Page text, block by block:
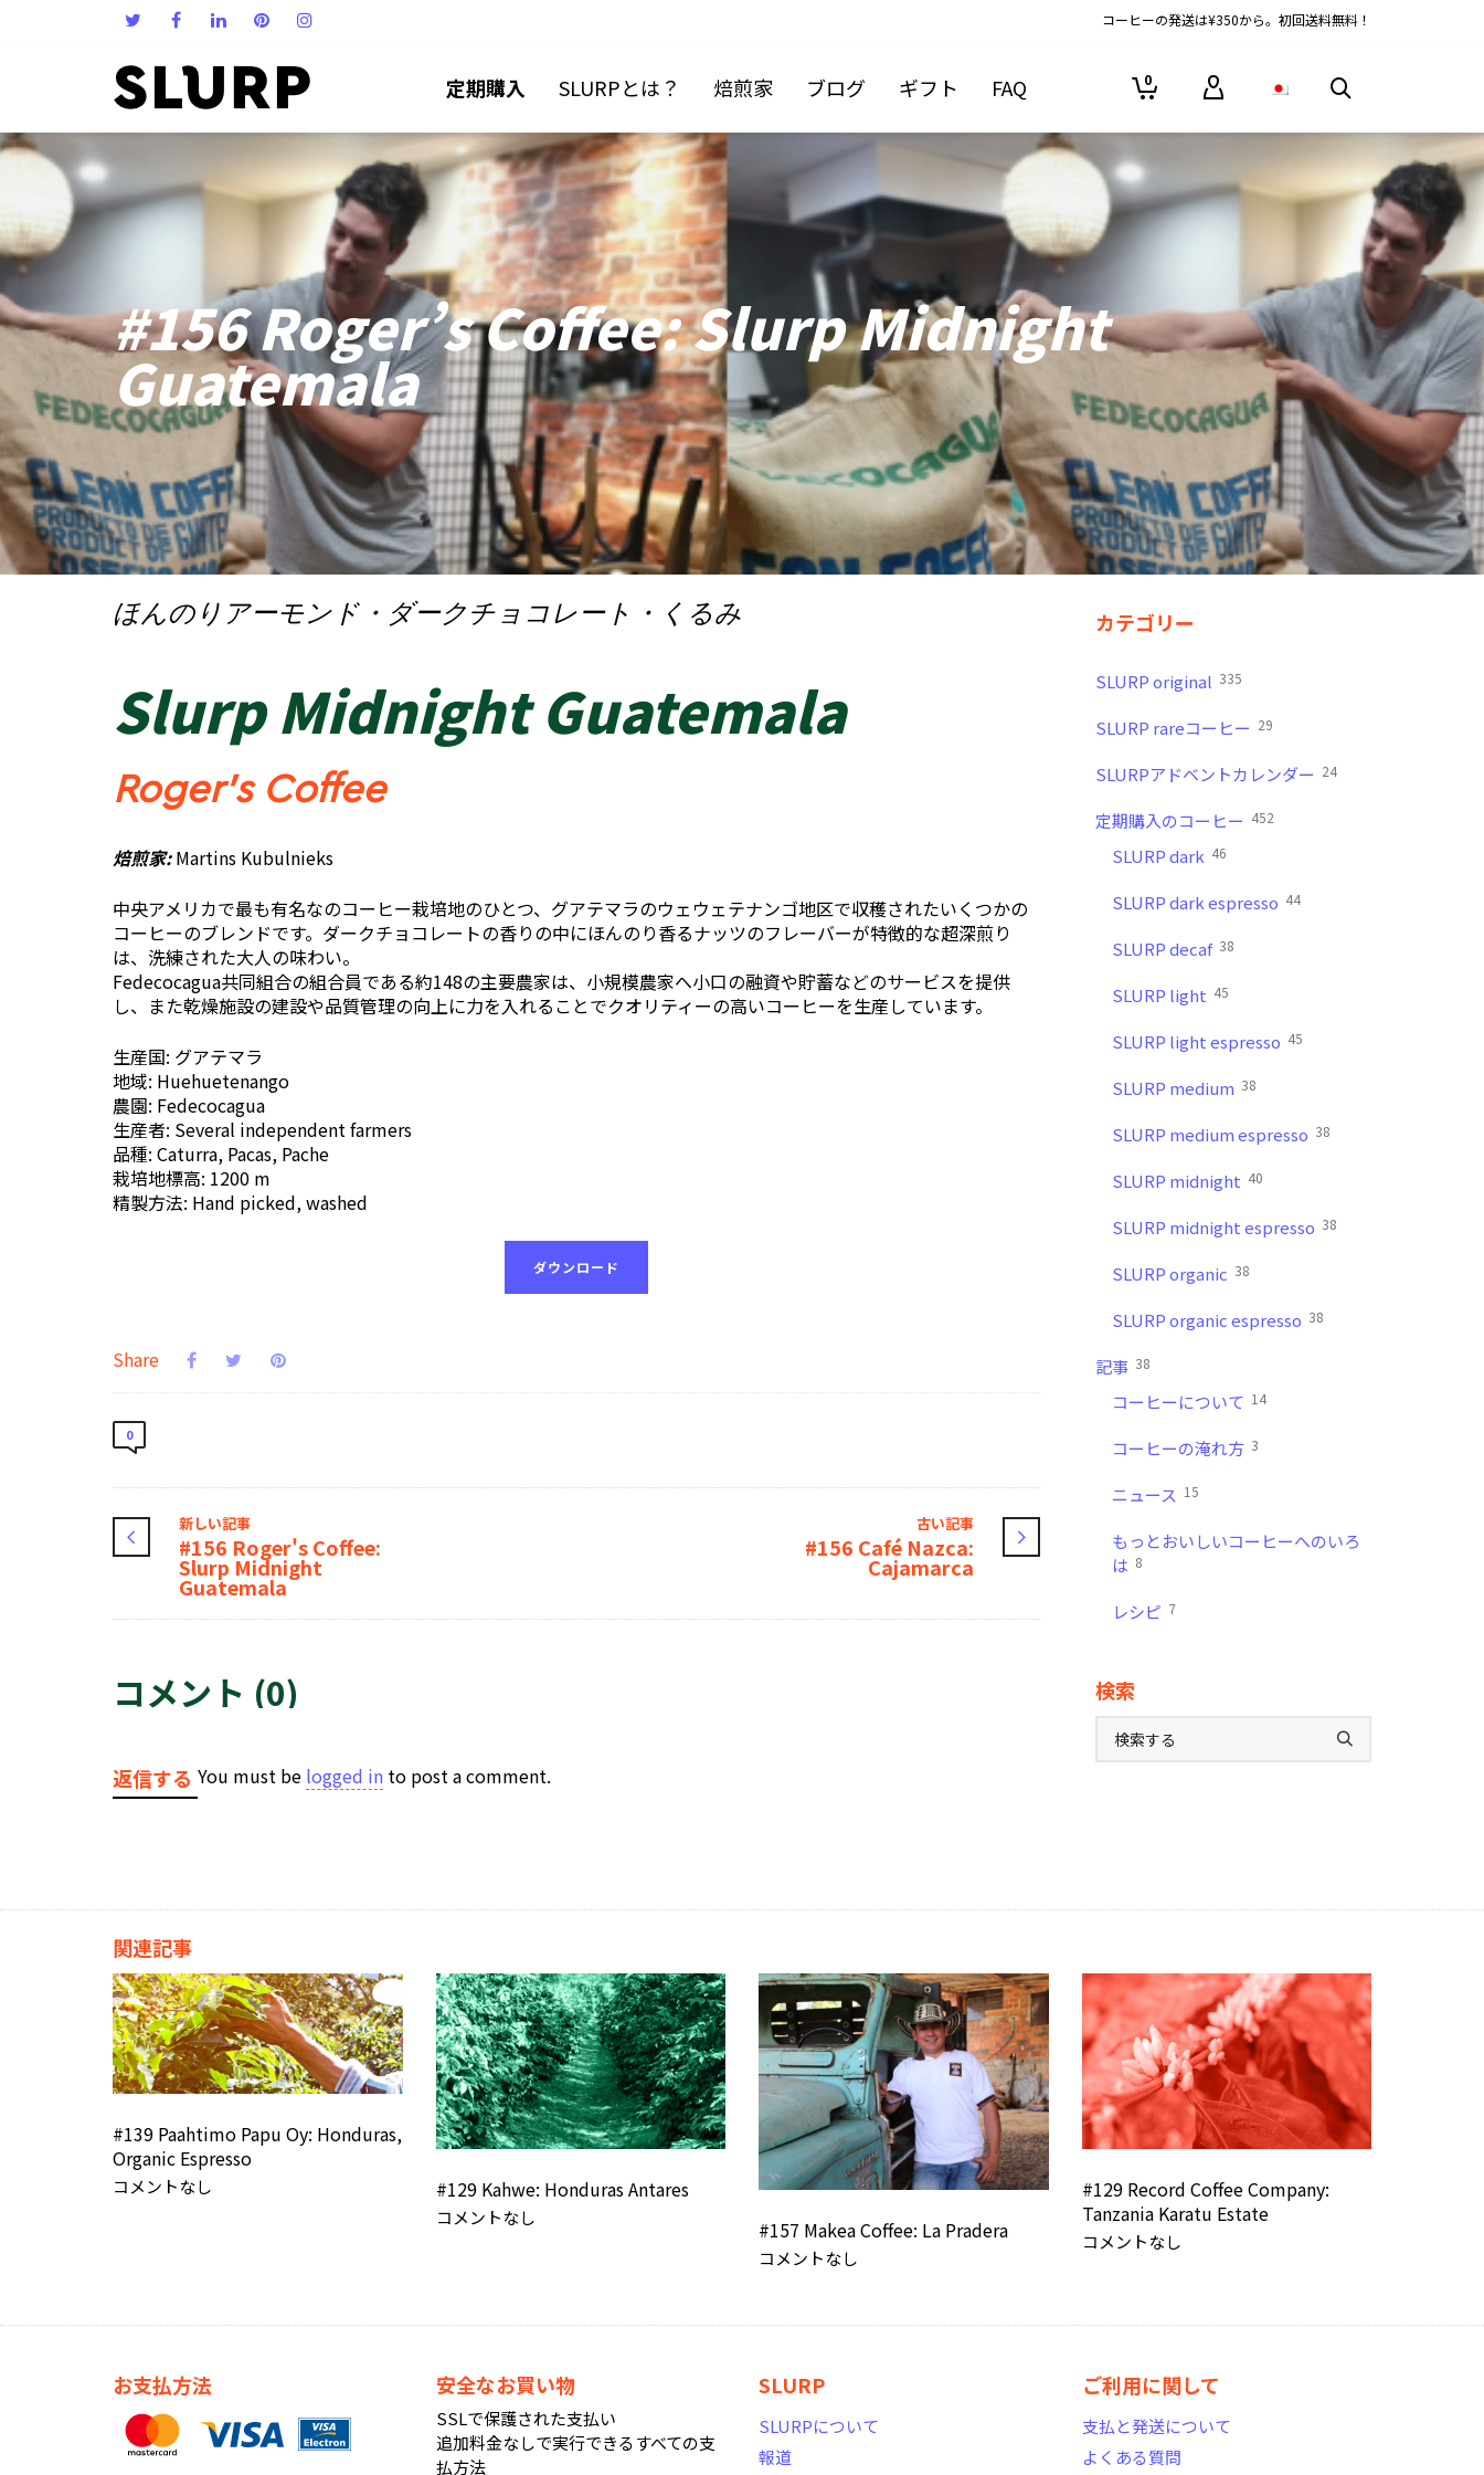
コーヒーの発送は¥350から。初回送料無料！
定期購入 SLURPとは？ 焙煎家 ブログ ギフト FAQ 0
#156 Roger’s Coffee: Slurp Midnight
Guatemala
ほんのりアーモンド・ダークチョコレート・くるみ
Slurp Midnight Guatemala
Roger’s Coffee
焙煎家:Martins Kubulnieks
中央アメリカで最も有名なのコーヒー栽培地のひとつ、グアテマラのウェウェテナンゴ地区で収穫されたいくつかの
コーヒーのブレンドです。ダークチョコレートの香りの中にほんのり香るナッツのフレーバーが特徴的な超深煎り
は、洗練された大人の味わい。
Fedecocagua共同組合の組合員である約148の主要農家は、小規模農家へ小口の融資や貯蓄などのサービスを提供
し、また乾燥施設の建設や品質管理の向上に力を入れることでクオリティーの高いコーヒーを生産しています。
生産国: グアテマラ
地域: Huehuetenango
農園: Fedecocagua
生産者: Several independent farmers
品種: Caturra, Pacas, Pache
栽培地標高: 1200 m
精製方法: Hand picked, washed
ダウンロード
Share
0
新しい記事
#156 Roger's Coffee:
Slurp Midnight
Guatemala
古い記事
#156 Café Nazca:
Cajamarca
コメント (0)
返信する You must be logged in to post a comment.
カテゴリー
SLURP original 335
SLURP rareコーヒー 29
SLURPアドベントカレンダー 24
定期購入のコーヒー 452
SLURP dark 46
SLURP dark espresso 44
SLURP decaf 38
SLURP light 45
SLURP light espresso 45
SLURP medium 38
SLURP medium espresso 38
SLURP midnight 40
SLURP midnight espresso 38
SLURP organic 38
SLURP organic espresso 38
記事 38
コーヒーについて 14
コーヒーの淹れ方 3
ニュース 15
もっとおいしいコーヒーへのいろ
は 8
レシピ 7
検索
関連記事
#139 Paahtimo Papu Oy: Honduras,
Organic Espresso
コメントなし #129 Kahwe: Honduras Antares
コメントなし #157 Makea Coffee: La Pradera
コメントなし
#129 Record Coffee Company:
Tanzania Karatu Estate
コメントなし
お支払方法 安全なお買い物
SSLで保護された支払い
追加料金なしで実行できるすべての支
払方法
SLURP
SLURPについて
報道
ご利用に関して
支払と発送について
よくある質問